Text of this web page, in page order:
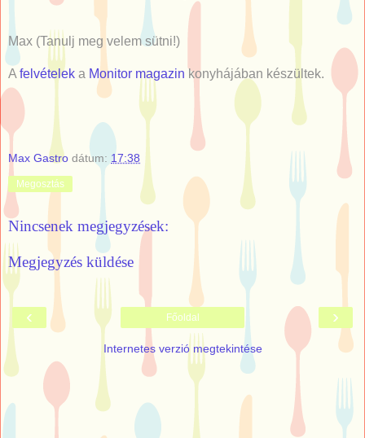
Max (Tanulj meg velem sütni!)
A felvételek a Monitor magazin konyhájában készültek.
Max Gastro dátum: 17:38
Megosztás
Nincsenek megjegyzések:
Megjegyzés küldése
‹ ›
Főoldal
Internetes verzió megtekintése